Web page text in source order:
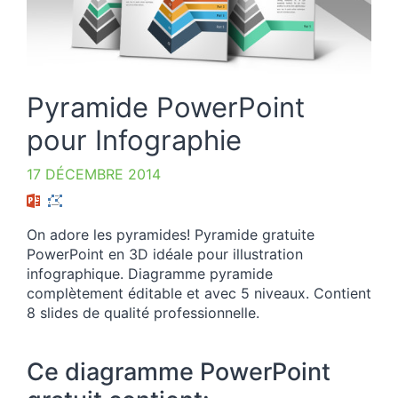
Pyramide PowerPoint
pour Infographie
17 DÉCEMBRE 2014
On adore les pyramides! Pyramide gratuite
PowerPoint en 3D idéale pour illustration
infographique. Diagramme pyramide
complètement éditable et avec 5 niveaux. Contient
8 slides de qualité professionnelle.
Ce diagramme PowerPoint